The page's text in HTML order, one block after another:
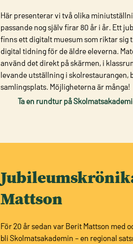
Här presenterar vi två olika
passande nog själv firar 80 år i år. Ett
finns ett digitalt muesum som riktar sig
digital tidning för de äldre eleverna.
använd det direkt på skärmen, i
levande utställning i skolrestaurangen,
samlingsplats. Möjligheterna är många!
Ta en rundtur på
Mattson
För 20 år sedan var Berit Mattson med
bli Skolmatsakademin – en regional